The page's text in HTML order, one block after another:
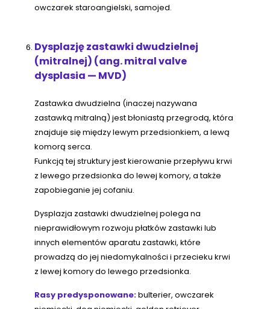
owczarek staroangielski, samojed.
Dysplazję zastawki dwudzielnej
(mitralnej) (ang. mitral valve
dysplasia — MVD)
Zastawka dwudzielna (inaczej nazywana
zastawką mitralną) jest błoniastą przegrodą, która
znajduje się między lewym przedsionkiem, a lewą
komorą serca.
Funkcją tej struktury jest kierowanie przepływu krwi
z lewego przedsionka do lewej komory, a także
zapobieganie jej cofaniu.
Dysplazja zastawki dwudzielnej polega na
nieprawidłowym rozwoju płatków zastawki lub
innych elementów aparatu zastawki, które
prowadzą do jej niedomykalności i przecieku krwi
z lewej komory do lewego przedsionka.
Rasy predysponowane:bulterier, owczarek